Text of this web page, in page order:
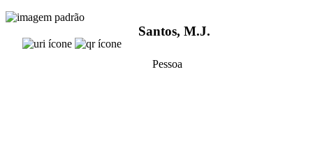
Santos, M.J.
Pessoa